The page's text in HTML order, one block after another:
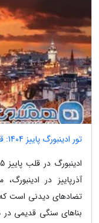
تور ادینبورگ پاییز 1404: قصه ها و افسانه ها در دل سنگ و مه
آذرپاییز در
تضادهای دیدنی است
بناهای سنگی قدیمی در